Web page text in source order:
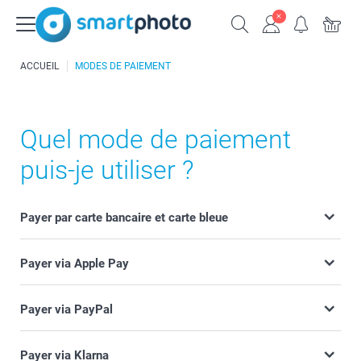
ACCUEIL MODES DE PAIEMENT
Quel mode de paiement
puis-je utiliser ?
Payer par carte bancaire et carte bleue
Payer via Apple Pay
Payer via PayPal
Payer via Klarna